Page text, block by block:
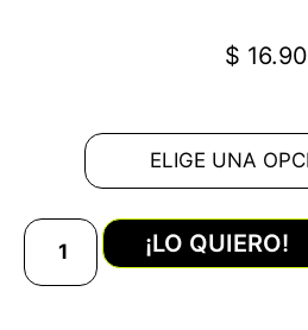
$ 16.90
¡LO QUIERO!